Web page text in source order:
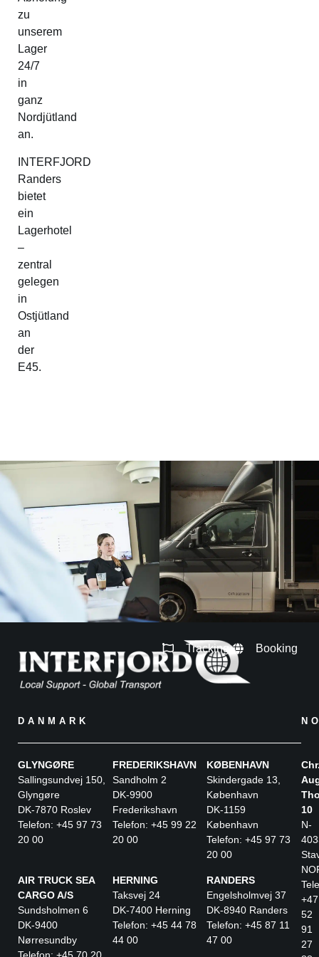
zu
unserem
Lager
24/7
in
ganz
Nordjütland
an.
INTERFJORD
Randers
bietet
ein
Lagerhotel
–
zentral
gelegen
in
Ostjütland
an
der
E45.
Tracking Booking
DANMARK
GLYNGØRE
Sallingsundvej 150,
Glyngøre
DK-7870 Roslev
Telefon: +45 97 73
20 00
FREDERIKSHAVN
Sandholm 2
DK-9900
Frederikshavn
Telefon: +45 99 22
20 00
KØBENHAVN
Skindergade 13,
København
DK-1159
København
Telefon: +45 97 73
20 00
AIR TRUCK SEA
CARGO A/S
Sundsholmen 6
DK-9400
Nørresundby
Telefon: +45 70 20
HERNING
Taksvej 24
DK-7400 Herning
Telefon: +45 44 78
44 00
RANDERS
Engelsholmvej 37
DK-8940 Randers
Telefon: +45 87 11
47 00
10
N-
+47
52
91
27